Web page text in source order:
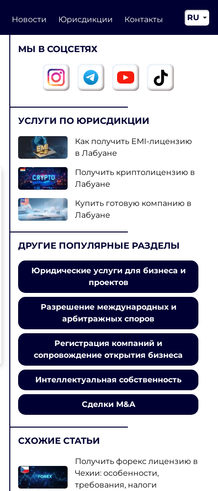
Новости Юрисдикции Контакты
RU
EN
МЫ В СОЦСЕТЯХ
УСЛУГИ ПО ЮРИСДИКЦИИ
Как получить EMI-лицензию
в Лабуане
Получить криптолицензию в
Лабуане
Купить готовую компанию в
Лабуане
ДРУГИЕ ПОПУЛЯРНЫЕ РАЗДЕЛЫ
Юридические услуги для бизнеса и
проектов
Разрешение международных и
арбитражных споров
Регистрация компаний и
сопровождение открытия бизнеса
Интеллектуальная собственность
Сделки M&A
СХОЖИЕ СТАТЬИ
Получить форекс лицензию в
Чехии: особенности,
требования, налоги